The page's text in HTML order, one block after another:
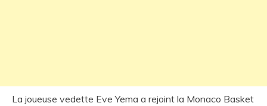
La joueuse vedette Eve Yema a rejoint la Monaco Basket